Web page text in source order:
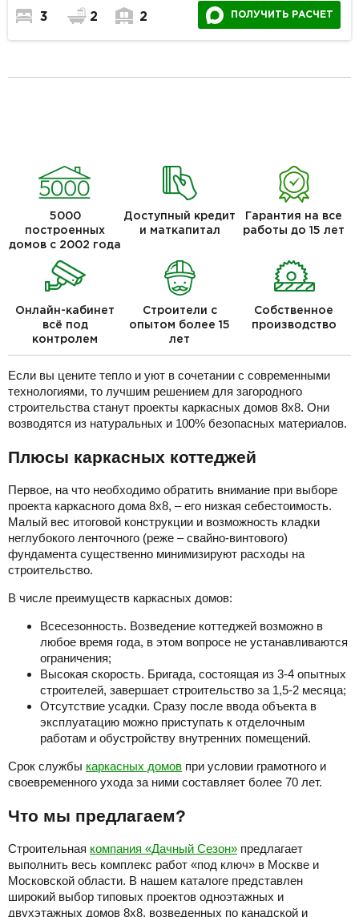
3 2 2 ПОЛУЧИТЬ РАСЧЕТ
5000
построенных
домов с 2002 года
Доступный кредит
и маткапитал
Гарантия на все
работы до 15 лет
Онлайн-кабинет
всё под
контролем
Строители с
опытом более 15
лет
Собственное
производство
Если вы цените тепло и уют в сочетании с современными
технологиями, то лучшим решением для загородного
строительства станут проекты каркасных домов 8х8. Они
возводятся из натуральных и 100% безопасных материалов.
Плюсы каркасных коттеджей
Первое, на что необходимо обратить внимание при выборе
проекта каркасного дома 8х8, – его низкая себестоимость.
Малый вес итоговой конструкции и возможность кладки
неглубокого ленточного (реже – свайно-винтового)
фундамента существенно минимизируют расходы на
строительство.
В числе преимуществ каркасных домов:
Всесезонность. Возведение коттеджей возможно в
любое время года, в этом вопросе не устанавливаются
ограничения;
Высокая скорость. Бригада, состоящая из 3-4 опытных
строителей, завершает строительство за 1,5-2 месяца;
Отсутствие усадки. Сразу после ввода объекта в
эксплуатацию можно приступать к отделочным
работам и обустройству внутренних помещений.
Срок службы каркасных домов при условии грамотного и
своевременного ухода за ними составляет более 70 лет.
Что мы предлагаем?
Строительная компания «Дачный Сезон» предлагает
выполнить весь комплекс работ «под ключ» в Москве и
Московской области. В нашем каталоге представлен
широкий выбор типовых проектов одноэтажных и
двухэтажных домов 8х8, возведенных по канадской и